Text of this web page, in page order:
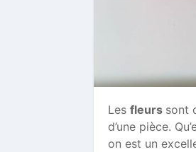
Les fleurs sont
d’une pièce.
on est un